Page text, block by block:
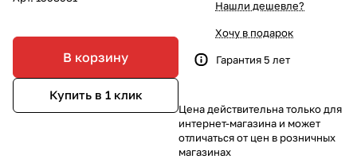
В корзину
Купить в 1 клик
Нашли дешевле?
Хочу в подарок
Гарантия 5 лет
Цена действительна только для
интернет-магазина и может
отличаться от цен в розничных
магазинах